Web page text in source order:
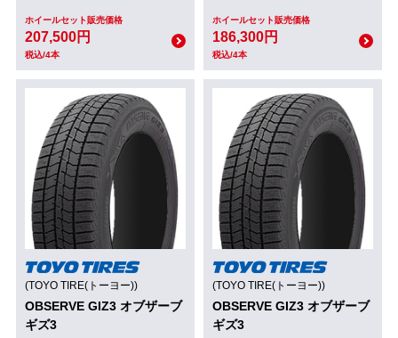
ホイールセット販売価格
207,500円
税込/4本
ホイールセット販売価格
186,300円
税込/4本
(TOYO TIRE(トーヨー))
OBSERVE GIZ3 オブザーブ
ギズ3
(TOYO TIRE(トーヨー))
OBSERVE GIZ3 オブザーブ
ギズ3